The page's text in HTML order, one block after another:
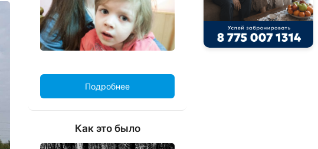
Подробнее
Как это было